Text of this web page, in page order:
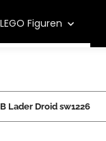
LEGO Figuren
Lader Droid sw1226